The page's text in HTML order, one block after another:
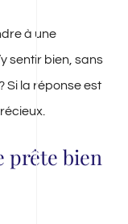
à une
sentir bien, sans
Si la réponse est
prête bien